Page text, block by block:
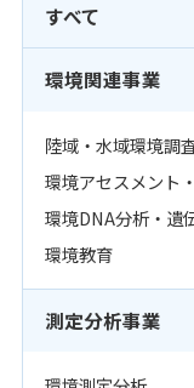
すべて
環境関連事業
陸域・水域環境調
環境アセスメント
環境DNA分析・遺
環境教育
測定分析事業